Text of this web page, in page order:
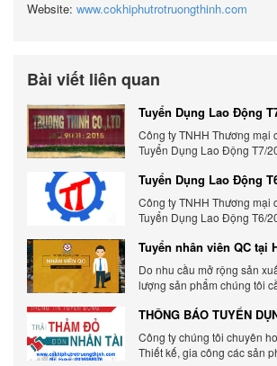
Website: www.cokhiphutrotruongthinh.com
Bài viết liên quan
Tuyển Dụng Lao Động
Công ty TNHH Thương mại
Tuyển Dụng Lao Động T7/
website:
batdongsangiarehp.com
Tuyển Dụng Lao Động
Công ty TNHH Thương mại
Tuyển Dụng Lao Động T6/
website:
batdongsangiarehp.com
Tuyển nhân viên QC tại
Do nhu cầu mở rộng sản
lượng sản phẩm chúng tôi
THÔNG BÁO TUYỂN
Công ty chúng tôi chuyên
Thiết kế, gia công các sản